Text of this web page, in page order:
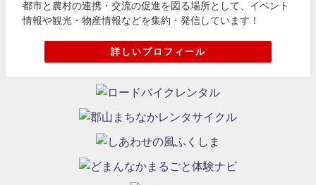
都市と農村の連携・交流の促進を図る場所として、イベント
情報や観光・物産情報などを集約・発信しています！
詳しいプロフィール